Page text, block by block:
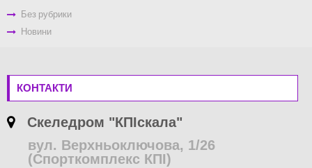
Без рубрики
Новини
КОНТАКТИ
Скеледром "КПІскала"
вул. Верхньоключова, 1/26
(Спорткомплекс КПІ)